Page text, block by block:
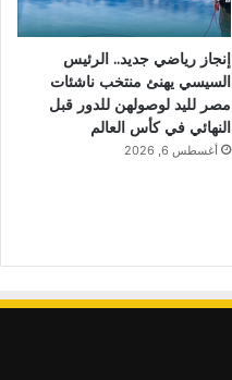
إنجاز رياضي جديد.. الرئيس
السيسي يهنئ منتخب ناشئات
مصر لليد لوصولهن للدور قبل
النهائي في كأس العالم
أغسطس 6, 2026